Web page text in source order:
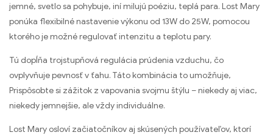
jemné, svetlo sa pohybuje, iní milujú poéziu, teplá para. Lost Mary
ponúka flexibilné nastavenie výkonu od 13W do 25W, pomocou
ktorého je možné regulovať intenzitu a teplotu pary.
Tú dopĺňa trojstupňová regulácia prúdenia vzduchu, čo
ovplyvňuje pevnosť v ťahu. Táto kombinácia to umožňuje,
Prispôsobte si zážitok z vapovania svojmu štýlu – niekedy aj viac,
niekedy jemnejšie, ale vždy individuálne.
Lost Mary osloví začiatočníkov aj skúsených používateľov, ktorí